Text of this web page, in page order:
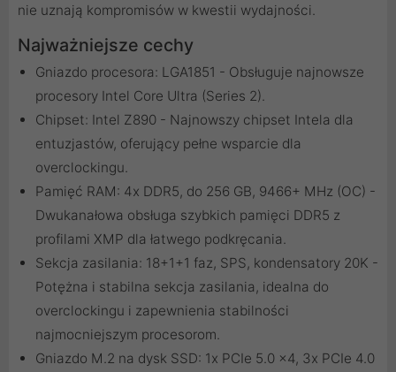
nie uznają kompromisów w kwestii wydajności.
Najważniejsze cechy
Gniazdo procesora: LGA1851 - Obsługuje najnowsze
procesory Intel Core Ultra (Series 2).
Chipset: Intel Z890 - Najnowszy chipset Intela dla
entuzjastów, oferujący pełne wsparcie dla
overclockingu.
Pamięć RAM: 4x DDR5, do 256 GB, 9466+ MHz (OC) -
Dwukanałowa obsługa szybkich pamięci DDR5 z
profilami XMP dla łatwego podkręcania.
Sekcja zasilania: 18+1+1 faz, SPS, kondensatory 20K -
Potężna i stabilna sekcja zasilania, idealna do
overclockingu i zapewnienia stabilności
najmocniejszym procesorom.
Gniazdo M.2 na dysk SSD: 1x PCIe 5.0 x4, 3x PCIe 4.0